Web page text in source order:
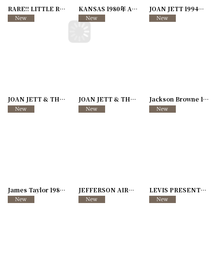
RARE!! LITTLE RICHARD 1991年 Local Crew PASS [251113-63]
KANSAS 1980年 Audio Vision Tour [251113-58
JOAN JETT 1994年 Pure and Simple Tour
JOAN JETT & THE BLACKHEARTS 1988年 LITTLE LIAR Tour [251113-
JOAN JETT & THE BLACKHEARTS 1981年 Bad Reputation Tour Jackson Browne 1983年 Tour 83
James Taylor 1987年 87/88 Tour [250117-87
JEFFERSON AIRPLANE 1989年 89 Tour [LEVIS PRESENTS JOHN CAFFERTY & THE BEAVER BROWN BAND 1985年 Tough All Over Tour